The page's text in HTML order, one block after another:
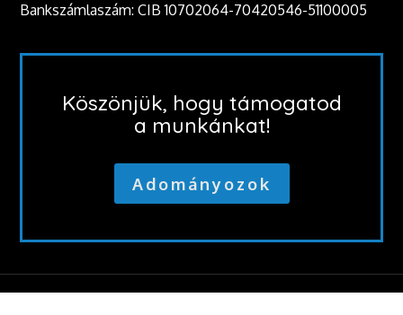
Bankszámlaszám: CIB 10702064-70420546-51100005
Köszönjük, hogy támogatod
a munkánkat!
Adományozok